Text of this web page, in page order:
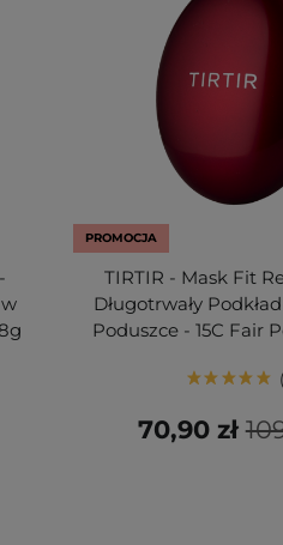
PROMOCJA
TIRTIR - Mask Fit
Długotrwały
Poduszce - 15C Fair
70,90 zł